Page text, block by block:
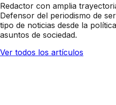
Redactor con amplia
Defensor del periodismo de
tipo de noticias desde la
asuntos de sociedad.
Ver todos los artículos